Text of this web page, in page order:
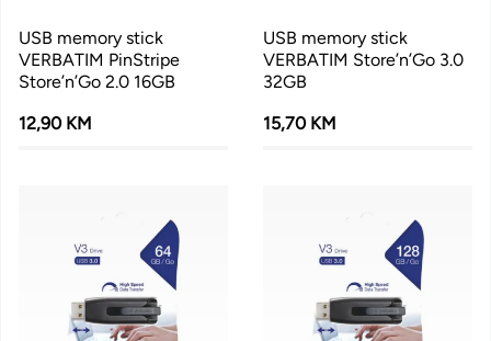
USB memory stick
VERBATIM PinStripe
Store’n’Go 2.0 16GB
12,90 KM
USB memory stick
VERBATIM Store’n’Go 3.0
32GB
15,70 KM